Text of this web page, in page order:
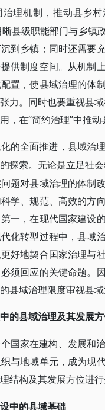
治理机制，推动县乡
晰县级职能部门与乡
到乡镇；同时还需要
供制度空间。从机制
置，使县域治理的体
力。同时也要重视县
，在“简约治理”中推动
的全面推进，县域治
探索。无论是立足社
题对县域治理的体制
学、规范、高效的方
一，在现代国家建设
化转型过程中，县域
好地契合国家治理与
须回应的关键命题。
县域治理限度审视县域
的县域治理及其发展
国家在建构、发展和
与地域单元，成为现
结构及其发展方位进行
中的县域基础